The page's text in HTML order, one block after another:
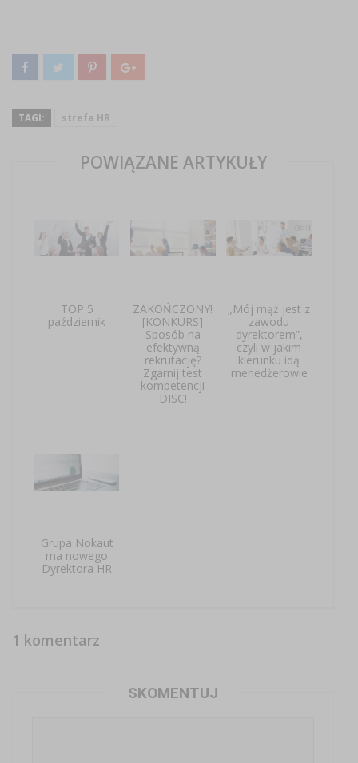
TAGI: strefa HR
POWIĄZANE ARTYKUŁY
TOP 5
październik
ZAKOŃCZONY!
[KONKURS]
Sposób na
efektywną
rekrutację?
Zgarnij test
kompetencji
DISC!
„Mój mąż jest z
zawodu
dyrektorem”,
czyli w jakim
kierunku idą
menedżerowie
Grupa Nokaut
ma nowego
Dyrektora HR
1 komentarz
SKOMENTUJ